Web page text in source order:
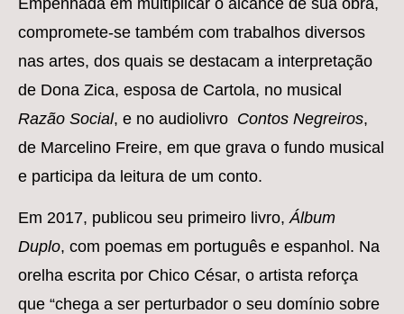
compromete-se também com trabalhos diversos
nas artes, dos quais se destacam a interpretação
de Dona Zica, esposa de Cartola, no musical
Razão Social, e no audiolivro Contos Negreiros,
de Marcelino Freire, em que grava o fundo musical
e participa da leitura de um conto.
Em 2017, publicou seu primeiro livro, Álbum
Duplo, com poemas em português e espanhol. Na
orelha escrita por Chico César, o artista reforça
que “chega a ser perturbador o seu domínio sobre